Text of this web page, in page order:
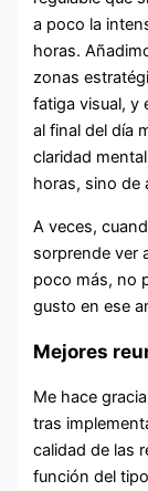
a poco la
horas.
zonas
fatiga visual, y
al final del día
claridad
horas, sino de
A veces,
sorprende ver
poco más, no
gusto en ese
Mejores
Me hace
tras
calidad de las
función del